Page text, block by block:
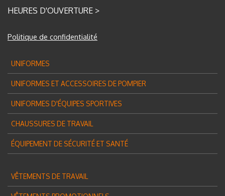
HEURES D'OUVERTURE >
Politique de confidentialité
UNIFORMES
UNIFORMES ET ACCESSOIRES DE POMPIER
UNIFORMES D'ÉQUIPES SPORTIVES
CHAUSSURES DE TRAVAIL
ÉQUIPEMENT DE SÉCURITÉ ET SANTÉ
VÊTEMENTS DE TRAVAIL